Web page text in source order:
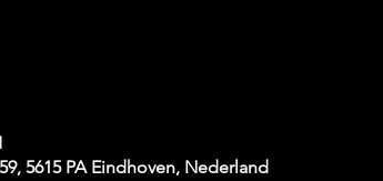
5615 PA Eindhoven, Nederland